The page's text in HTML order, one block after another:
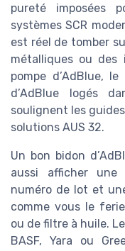
pureté imposées
systèmes SCR
est réel de tomber
métalliques ou des
pompe d’AdBlue,
d’AdBlue logés
soulignent les
solutions AUS 32.
Un bon bidon
aussi afficher
numéro de lot et
comme vous le
ou de filtre à huile.
BASF, Yara ou